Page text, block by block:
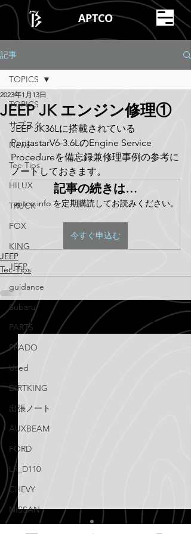
APTCO
記事
TOPICS
サブスク
News
Tec-Tips
HILUX
TRUCK
FOX
KING
JEEP
guidance
Subaru
PARTS
PRADO
Used
DIRTKING
出張ノート
AUXBEAM
FORD
LR_D110
CHEVY
NISSAN
TOPICS
JEEP JK エンジン修理①
2023年1月13日
JEEP JK36Lに搭載されている
PentastarV6-3.6LのEngine Service
Procedureを備忘録兼修理事例の参考に
ノートしておきます。
記事の続きは…
aptco.info を定期購読してお読みください。
今すぐ申込む
JEEP
Tec-Tips
最新記事 すべて表示